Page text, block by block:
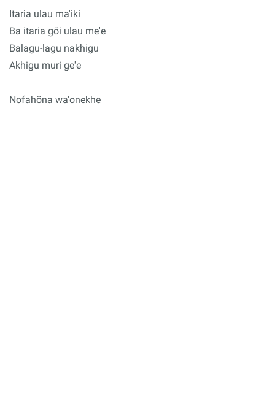
Itaria ulau ma'iki
Ba itaria göi ulau me'e
Balagu-lagu nakhigu
Akhigu muri ge'e
Nofahöna wa'onekhe